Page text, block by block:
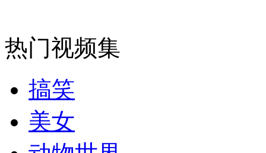
纽约上演“枕头大战”
热门视频集
搞笑
美女